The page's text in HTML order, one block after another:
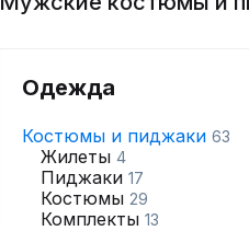
Одежда
Костюмы и пиджаки 63
Жилеты 4
Пиджаки 17
Костюмы 29
Комплекты 13